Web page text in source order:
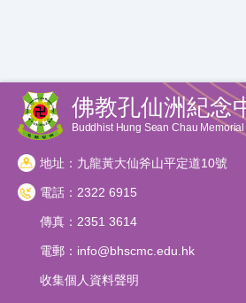
佛教孔仙洲紀念
Buddhist Hung Sean Chau
地址：九龍黃大仙斧山平定道10號
電話：2322 6915
傳真：2351 3614
電郵： info@bhscmc.edu.hk
收集個人資料聲明